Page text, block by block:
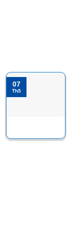
07
Th5